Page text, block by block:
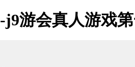
-j9游会真人游戏